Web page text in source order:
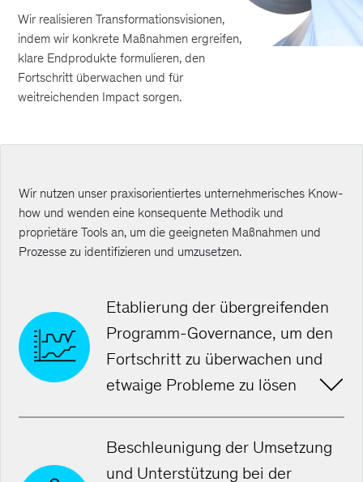
Wir realisieren Transformationsvisionen,
indem wir konkrete Maßnahmen ergreifen,
klare Endprodukte formulieren, den
Fortschritt überwachen und für
weitreichenden Impact sorgen.
Wir nutzen unser praxisorientiertes unternehmerisches Know-
how und wenden eine konsequente Methodik und
proprietäre Tools an, um die geeigneten Maßnahmen und
Prozesse zu identifizieren und umzusetzen.
Etablierung der übergreifenden
Programm-Governance, um den
Fortschritt zu überwachen und
etwaige Probleme zu lösen
Beschleunigung der Umsetzung
und Unterstützung bei der